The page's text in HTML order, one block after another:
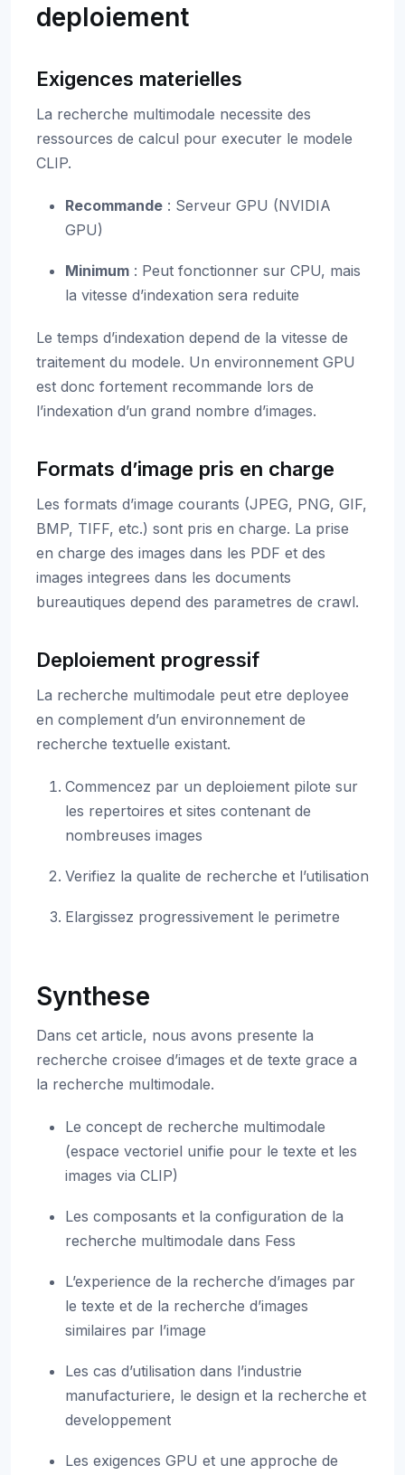
deploiement
Exigences materielles
La recherche multimodale necessite des
ressources de calcul pour executer le modele
CLIP.
Recommande : Serveur GPU (NVIDIA
GPU)
Minimum : Peut fonctionner sur CPU, mais
la vitesse d’indexation sera reduite
Le temps d’indexation depend de la vitesse de
traitement du modele. Un environnement GPU
est donc fortement recommande lors de
l’indexation d’un grand nombre d’images.
Formats d’image pris en charge
Les formats d’image courants (JPEG, PNG, GIF,
BMP, TIFF, etc.) sont pris en charge. La prise
en charge des images dans les PDF et des
images integrees dans les documents
bureautiques depend des parametres de crawl.
Deploiement progressif
La recherche multimodale peut etre deployee
en complement d’un environnement de
recherche textuelle existant.
Commencez par un deploiement pilote sur
les repertoires et sites contenant de
nombreuses images
Verifiez la qualite de recherche et l’utilisation
Elargissez progressivement le perimetre
Synthese
Dans cet article, nous avons presente la
recherche croisee d’images et de texte grace a
la recherche multimodale.
Le concept de recherche multimodale
(espace vectoriel unifie pour le texte et les
images via CLIP)
Les composants et la configuration de la
recherche multimodale dans Fess
L’experience de la recherche d’images par
le texte et de la recherche d’images
similaires par l’image
Les cas d’utilisation dans l’industrie
manufacturiere, le design et la recherche et
developpement
Les exigences GPU et une approche de